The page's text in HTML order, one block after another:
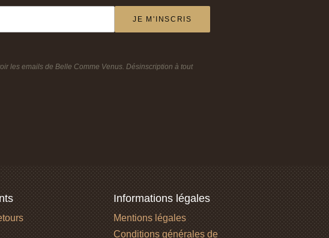
JE M'INSCRIS
les emails de Belle Comme Venus. Désinscription à tout
Informations légales
Mentions légales
Conditions générales de